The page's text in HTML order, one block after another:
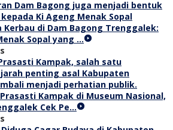
Kerbau di Dam Bagong Trenggalek:
Sopal yang …
Kampak di Museum Nasional,
Cek Pe…